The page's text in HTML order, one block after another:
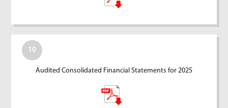
10
Audited Consolidated Financial Statements for 2025